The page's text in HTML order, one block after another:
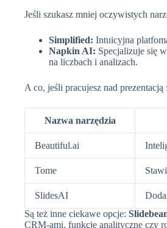
Jeśli szukasz mniej oczywistych
Simplified: Intuicyjna
Napkin AI: Specjalizuje się
na liczbach i analizach.
A co, jeśli pracujesz nad
Nazwa narzędzia
Beautiful.ai
Tome
SlidesAI
Są też inne ciekawe opcje:
CRM-ami, funkcje analityczne czy